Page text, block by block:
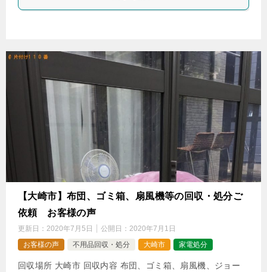
【大崎市】布団、ゴミ箱、扇風機等の回収・処分ご
依頼 お客様の声
更新日： 2020年7月5日 公開日： 2020年7月1日
お客様の声
不用品回収・処分 大崎市 家電処分
回収場所 大崎市 回収内容 布団、ゴミ箱、扇風機、ジョー